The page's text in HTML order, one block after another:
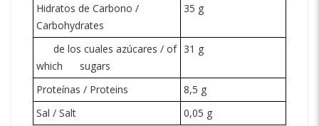
Hidratos de Carbono /
Carbohydrates
35 g
de los cuales azúcares / of
which
sugars
31 g
Proteínas / Proteins
8,5 g
Sal / Salt
0,05 g